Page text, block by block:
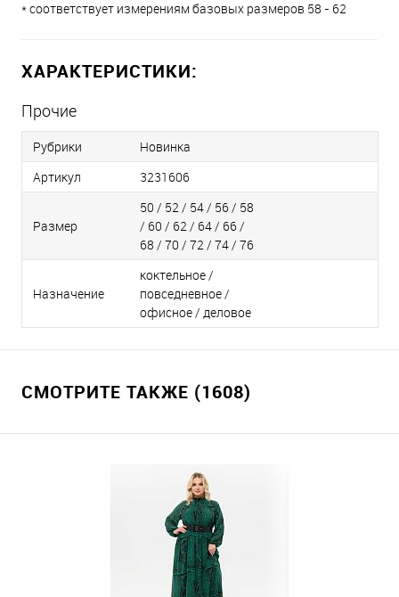
* соответствует измерениям базовых размеров 58 - 62
ХАРАКТЕРИСТИКИ:
Прочие
Рубрики
Новинка
Артикул
3231606
Размер
50 / 52 / 54 / 56 / 58
/ 60 / 62 / 64 / 66 /
68 / 70 / 72 / 74 / 76
Назначение
коктельное /
повседневное /
офисное / деловое
СМОТРИТЕ ТАКЖЕ (1608)